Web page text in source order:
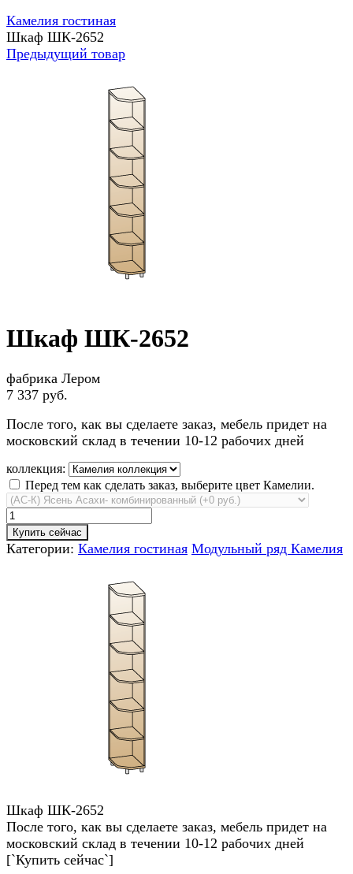
Камелия гостиная
Шкаф ШК-2652
Предыдущий товар
Шкаф ШК-2652
фабрика Лером
7 337 руб.
После того, как вы сделаете заказ, мебель придет на
московский склад в течении 10-12 рабочих дней
коллекция:
Перед тем как сделать заказ, выберите цвет Камелии.
Купить сейчас
Категории: Камелия гостиная Модульный ряд Камелия
Шкаф ШК-2652
После того, как вы сделаете заказ, мебель придет на
московский склад в течении 10-12 рабочих дней
[`Купить сейчас`]